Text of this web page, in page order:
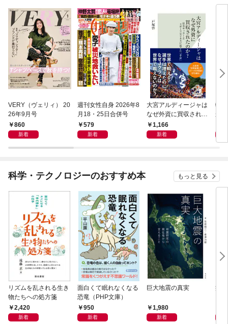
VERY（ヴェリィ） 20
26年9月号
860
新着
週刊女性自身 2026年8
月18・25日合併号
579
新着
大宮アルディージャは
なぜ外資に買収された
のか？～日本サッカー
とスポーツビジネスに
1,166
新着
転
か
科学・テクノロジーのおすすめ本 もっと見る
リズムを乱される生き
物たちへの処方箋
2,420
新着
面白くて眠れなくなる
恐竜（PHP文庫）
950
新着
巨大地震の真実
1,980
新着
病